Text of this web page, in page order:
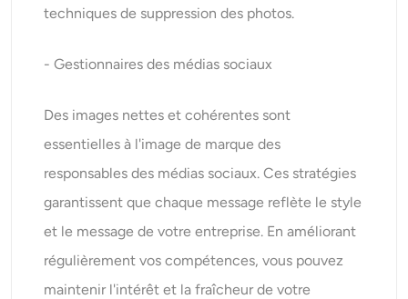
techniques de suppression des photos.
- Gestionnaires des médias sociaux
Des images nettes et cohérentes sont
essentielles à l'image de marque des
responsables des médias sociaux. Ces stratégies
garantissent que chaque message reflète le style
et le message de votre entreprise. En améliorant
régulièrement vos compétences, vous pouvez
maintenir l'intérêt et la fraîcheur de votre